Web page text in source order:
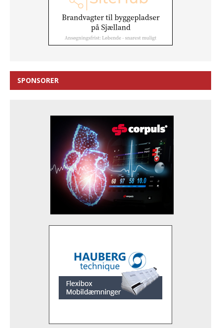
SPONSORER